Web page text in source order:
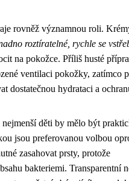
rovněž významnou roli.
roztíratelné, rychle se
na pokožce. Příliš husté
ventilaci pokožky, zatímco
dostatečnou hydrataci a
děti by mělo být
jsou preferovanou volbou
zasahovat prsty, protože
bakteriemi. Transparentní